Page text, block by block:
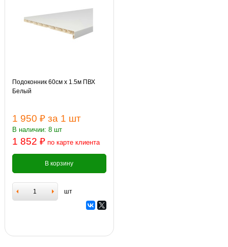
Подоконник 60см х 1.5м ПВХ
Белый
1 950 ₽ за 1 шт
В наличии: 8 шт
1 852 ₽ по карте клиента
В корзину
шт